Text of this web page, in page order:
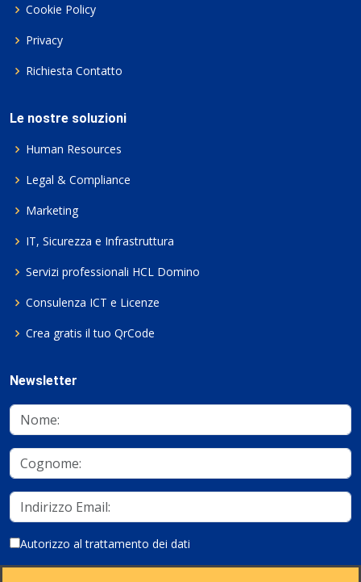
Cookie Policy
Privacy
Richiesta Contatto
Le nostre soluzioni
Human Resources
Legal & Compliance
Marketing
IT, Sicurezza e Infrastruttura
Servizi professionali HCL Domino
Consulenza ICT e Licenze
Crea gratis il tuo QrCode
Newsletter
Autorizzo al trattamento dei dati